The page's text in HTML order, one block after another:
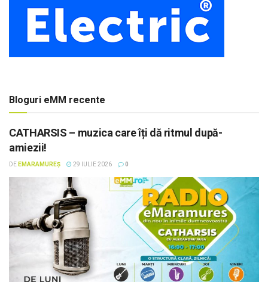
Bloguri eMM recente
CATHARSIS – muzica care îți dă ritmul după-
amiezii!
DE EMARAMUREȘ 29 IULIE 2026 0